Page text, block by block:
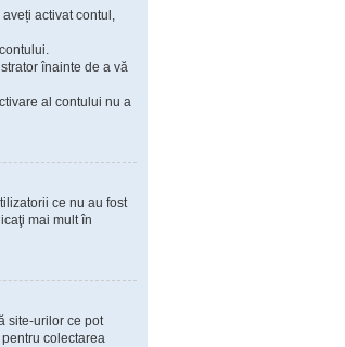
activat contul,
înainte de a vă
al contului nu a
ce nu au fost
mai mult în
site-urilor ce pot
colectarea